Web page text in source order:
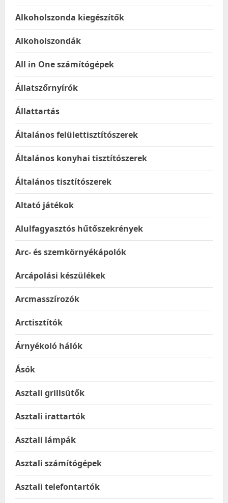
Alkoholszonda kiegészítők
Alkoholszondák
All in One számítógépek
Állatszőrnyírók
Állattartás
Általános felülettisztítószerek
Általános konyhai tisztítószerek
Általános tisztítószerek
Altató játékok
Alulfagyasztós hűtőszekrények
Arc- és szemkörnyékápolók
Arcápolási készülékek
Arcmasszírozók
Arctisztítók
Árnyékoló hálók
Ásók
Asztali grillsütők
Asztali irattartók
Asztali lámpák
Asztali számítógépek
Asztali telefontartók